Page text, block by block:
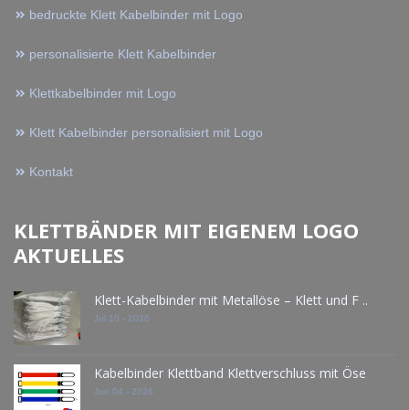
bedruckte Klett Kabelbinder mit Logo
personalisierte Klett Kabelbinder
Klettkabelbinder mit Logo
Klett Kabelbinder personalisiert mit Logo
Kontakt
KLETTBÄNDER MIT EIGENEM LOGO
AKTUELLES
Klett-Kabelbinder mit Metallöse – Klett und F ..
Jul 10 - 2026
Kabelbinder Klettband Klettverschluss mit Öse
Jun 04 - 2026